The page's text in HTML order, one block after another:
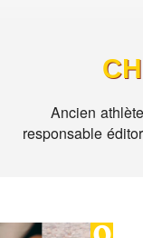
Ancien
responsable